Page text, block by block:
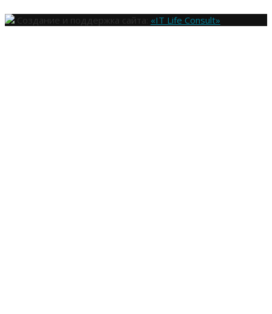
Создание и поддержка сайта: «IT Life Consult»